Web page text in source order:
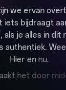
ijn we ervan over
t iets bijdraagt aa
, a s je a es in dit
s authentiek. Wee
Hier en nu.
aakt het door mid